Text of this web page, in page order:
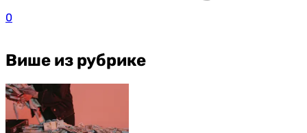
0
Више из рубрике